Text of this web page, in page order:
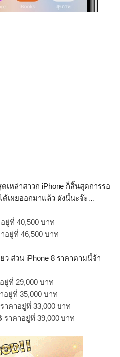
เหล่าสาวก iPhone ก็สิ้นสุดการรอ
ได้เผยออกมาแล้ว ดังนี้นะจ๊ะ…
ยู่ที่ 40,500 บาท
อยู่ที่ 46,500 บาท
ว ส่วน iPhone 8 ราคาตามนี้จ้า
ยู่ที่ 29,000 บาท
อยู่ที่ 35,000 บาท
ราคาอยู่ที่ 33,000 บาท
ราคาอยู่ที่ 39,000 บาท